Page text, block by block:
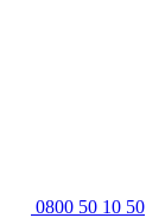
0800 50 10 50